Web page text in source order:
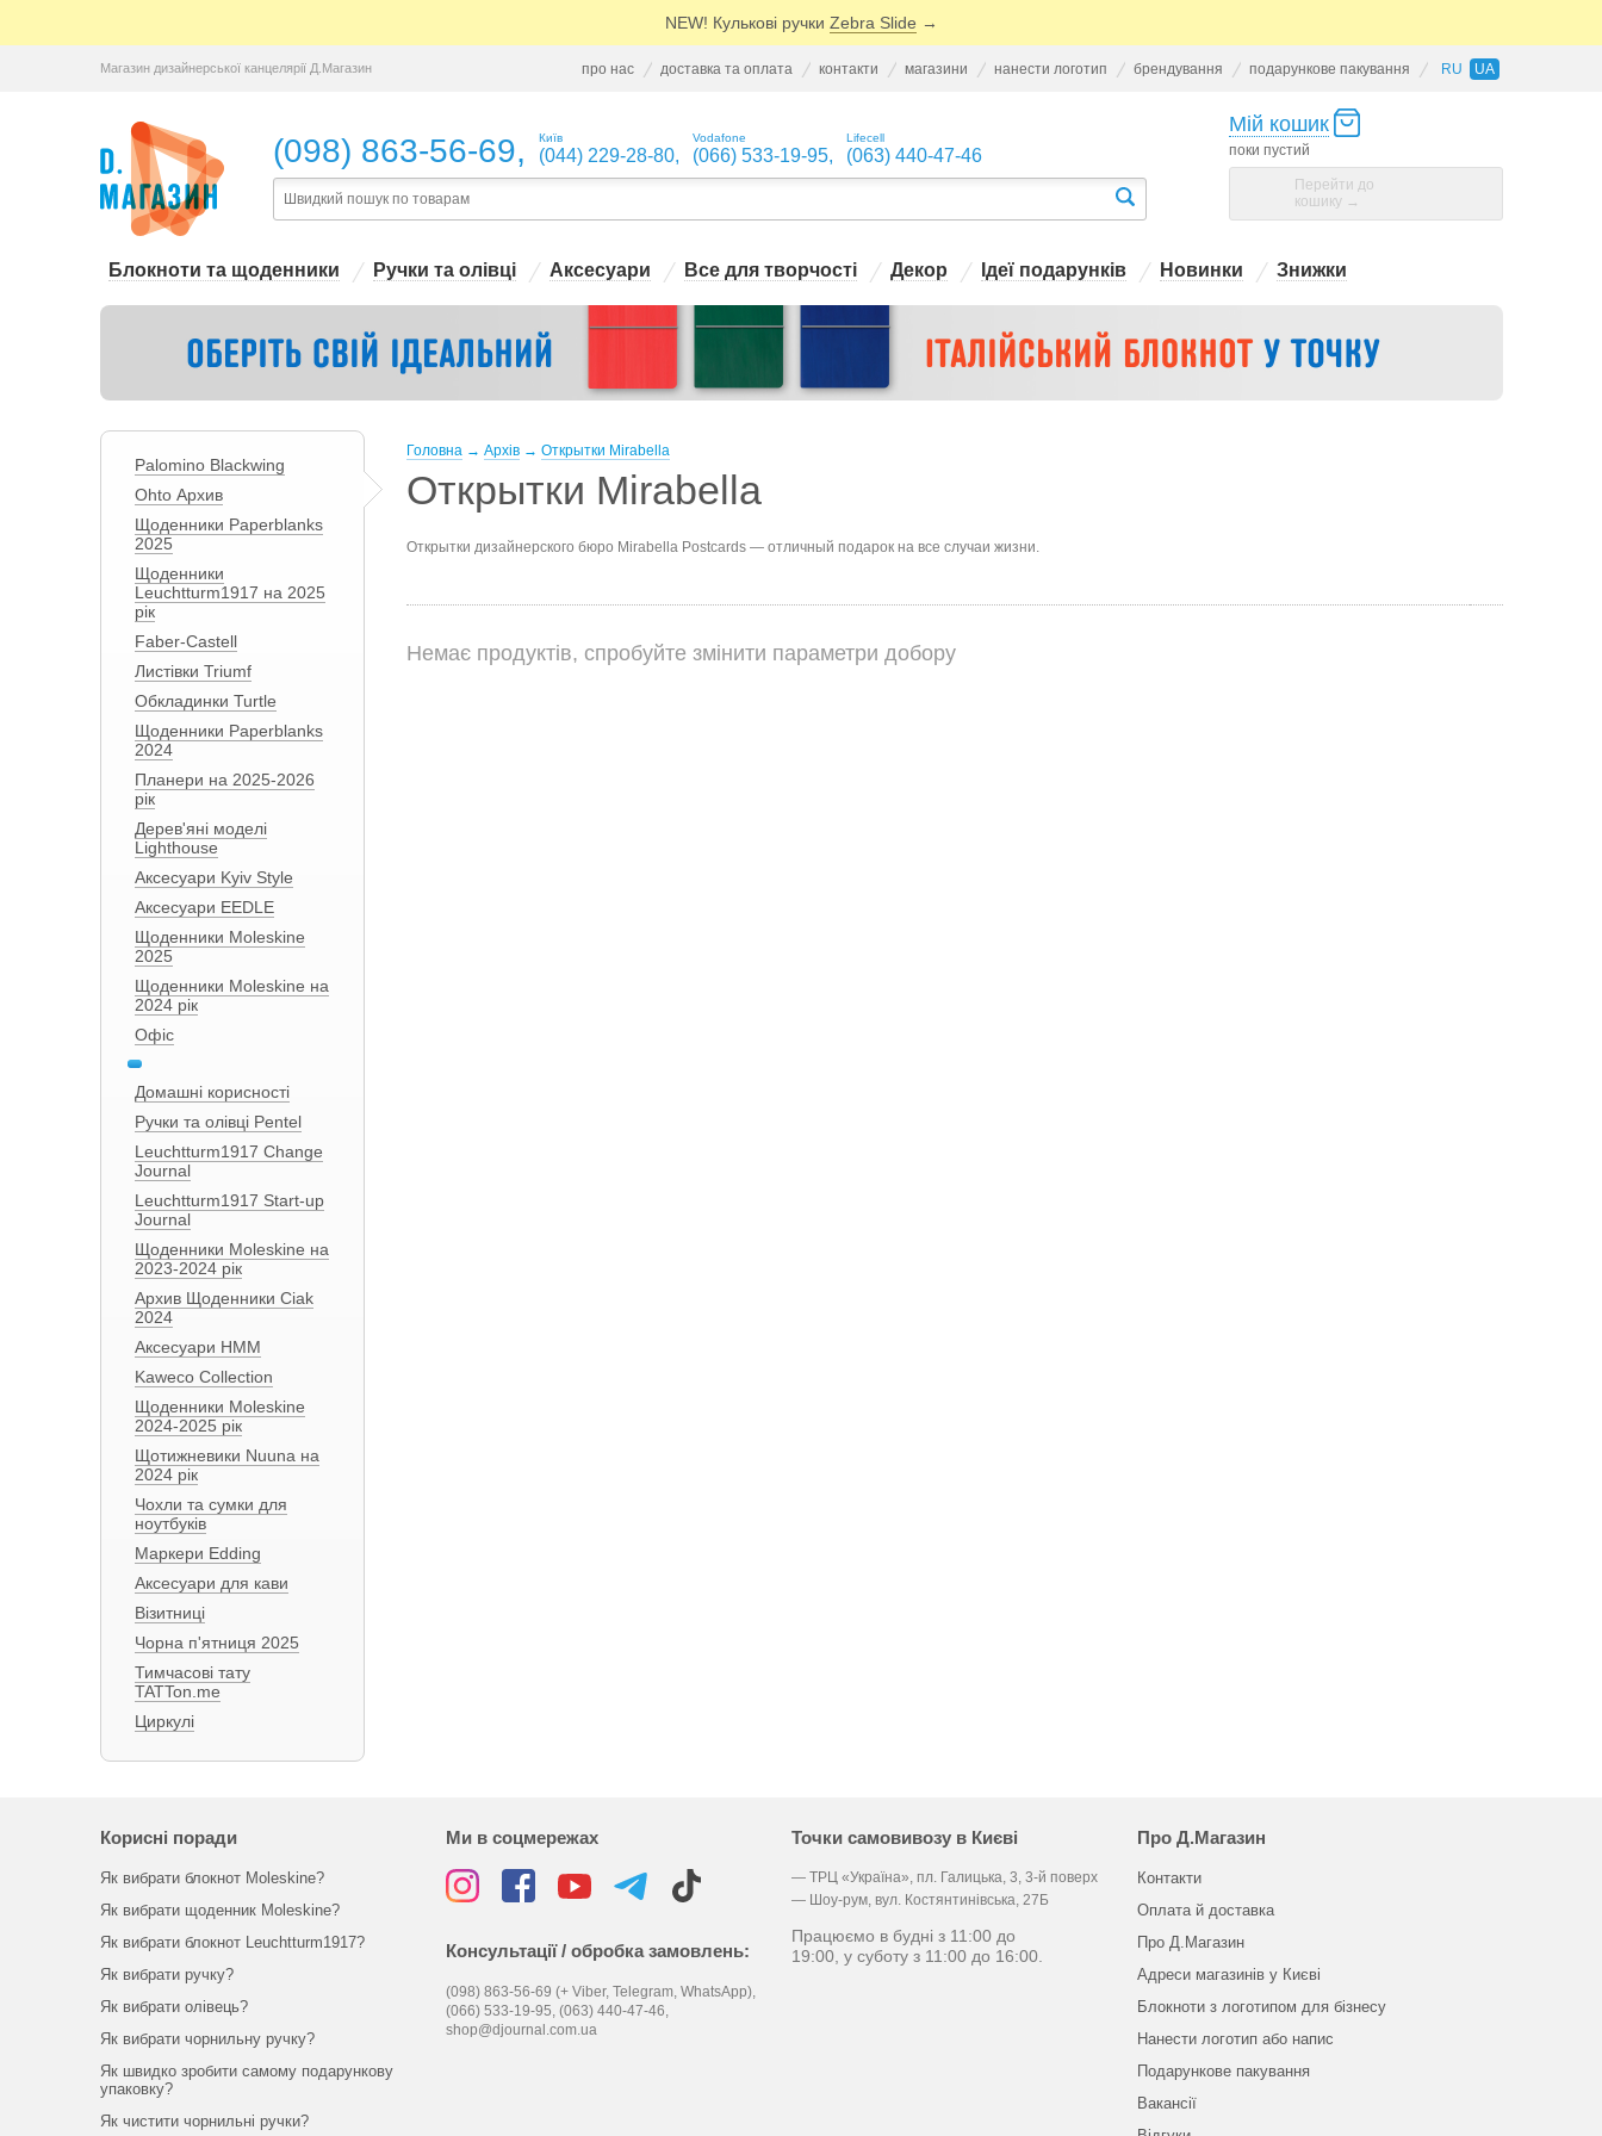
NEW! Кулькові ручки Zebra Slide →
Магазин дизайнерської канцелярії Д.Магазин про нас доставка та оплата контакти магазини нанести логотип брендування подарункове пакування RU UA
(098) 863-56-69, Київ
(044) 229-28-80,
Vodafone
(066) 533-19-95,
Lifecell
(063) 440-47-46
Мій кошик
поки пустий
Перейти до
кошику →
Блокноти та щоденники Ручки та олівці Аксесуари Все для творчості Декор Ідеї подарунків Новинки Знижки
Palomino Blackwing
Ohto Архив
Щоденники Paperblanks
2025
Щоденники
Leuchtturm1917 на 2025
рік
Faber-Castell
Листівки Triumf
Обкладинки Turtle
Щоденники Paperblanks
2024
Планери на 2025-2026
рік
Дерев'яні моделі
Lighthouse
Аксесуари Kyiv Style
Аксесуари EEDLE
Щоденники Moleskine
2025
Щоденники Moleskine на
2024 рік
Офіс
Домашні корисності
Ручки та олівці Pentel
Leuchtturm1917 Change
Journal
Leuchtturm1917 Start-up
Journal
Щоденники Moleskine на
2023-2024 рік
Архив Щоденники Ciak
2024
Аксесуари HMM
Kaweco Collection
Щоденники Moleskine
2024-2025 рік
Щотижневики Nuuna на
2024 рік
Чохли та сумки для
ноутбуків
Маркери Edding
Аксесуари для кави
Візитниці
Чорна п'ятниця 2025
Тимчасові тату
TATTon.me
Циркулі
Головна → Архів → Открытки Mirabella
Открытки Mirabella
Открытки дизайнерского бюро Mirabella Postcards — отличный подарок на все случаи жизни.
Немає продуктів, спробуйте змінити параметри добору
Корисні поради
Як вибрати блокнот Moleskine?
Як вибрати щоденник Moleskine?
Як вибрати блокнот Leuchtturm1917?
Як вибрати ручку?
Як вибрати олівець?
Як вибрати чорнильну ручку?
Як швидко зробити самому подарункову
упаковку?
Як чистити чорнильні ручки?
Ми в соцмережах
Консультації / обробка замовлень:
(098) 863-56-69 (+ Viber, Telegram, WhatsApp),
(066) 533-19-95, (063) 440-47-46,
shop@djournal.com.ua
Точки самовивозу в Києві
— ТРЦ «Україна», пл. Галицька, 3, 3-й поверх
— Шоу-рум, вул. Костянтинівська, 27Б
Працюємо в будні з 11:00 до
19:00, у суботу з 11:00 до 16:00.
Про Д.Магазин
Контакти
Оплата й доставка
Про Д.Магазин
Адреси магазинів у Києві
Блокноти з логотипом для бізнесу
Нанести логотип або напис
Подарункове пакування
Вакансії